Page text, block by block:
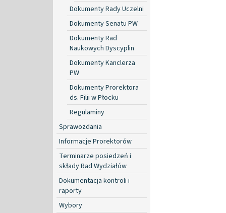
Dokumenty Rady Uczelni
Dokumenty Senatu PW
Dokumenty Rad
Naukowych Dyscyplin
Dokumenty Kanclerza
PW
Dokumenty Prorektora
ds. Filii w Płocku
Regulaminy
Sprawozdania
Informacje Prorektorów
Terminarze posiedzeń i
składy Rad Wydziałów
Dokumentacja kontroli i
raporty
Wybory